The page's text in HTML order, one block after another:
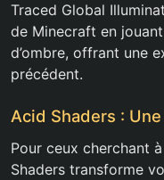
Traced Global
de Minecraft en
d’ombre, offrant une
précédent.
Acid Shaders :
Pour ceux cherchant
Shaders transforme